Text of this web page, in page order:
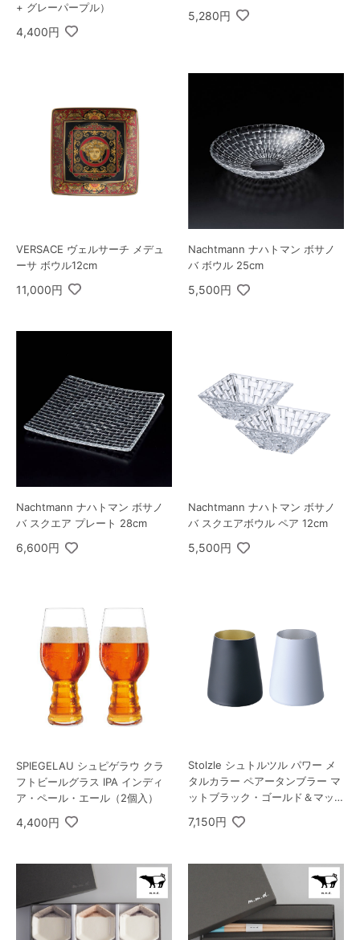
+ グレーパープル）
4,400円
5,280円
VERSACE ヴェルサーチ メデュ
ーサ ボウル12cm
11,000円
Nachtmann ナハトマン ボサノ
バ ボウル 25cm
5,500円
Nachtmann ナハトマン ボサノ
バ スクエア プレート 28cm
6,600円
Nachtmann ナハトマン ボサノ
バ スクエアボウル ペア 12cm
5,500円
SPIEGELAU シュピゲラウ クラ
フトビールグラス IPA インディ
ア・ペール・エール（2個入）
4,400円
Stolzle シュトルツル パワー メ
タルカラー ペアータンブラー マ
ットブラック・ゴールド＆マッ
トホワイト・シルバー
7,150円